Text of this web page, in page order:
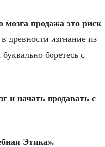
мозга продажа это риск
древности изгнание из
боретесь с
и начать продавать с
Этика».